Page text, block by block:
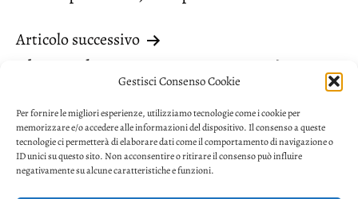
Gestisci Consenso Cookie
Per fornire le migliori esperienze, utilizziamo tecnologie come i cookie per
memorizzare e/o accedere alle informazioni del dispositivo. Il consenso a queste
tecnologie ci permetterà di elaborare dati come il comportamento di navigazione o
ID unici su questo sito. Non acconsentire o ritirare il consenso può influire
negativamente su alcune caratteristiche e funzioni.
Articolo successivo
“decreto legge” o “Decreto Legge”?